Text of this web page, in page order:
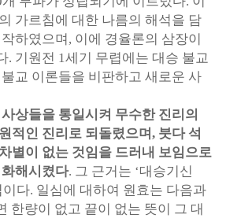
가르침에 대한 나름의 해석을 담
하였으며, 이에 경율론의 삼장이
. 기원전 1세기 무렵에는 대승 불교
교 이론들을 비판하고 새로운 사
상들을 통일시켜 무수한 진리의
적인 진리로 되돌렸으며, 붓다 석
별이 없는 것임을 드러내 보임으로
해시켰다. 그 근거는 ‘대승기신
다. 일심에 대하여 원효는 다음과
한량이 없고 끝이 없는 뜻이 그 대